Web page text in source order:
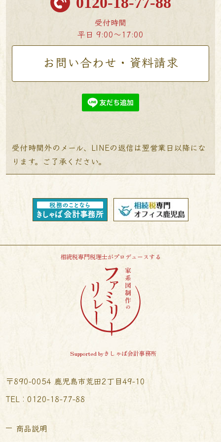
受付時間
平日 9:00〜17:00
お問い合わせ・資料請求
受付時間外のメール、LINEの返信は翌営業日以降にな
ります。ご了承ください。
相続税専門税理士がプロデュースする
Supported byきしゃば会計事務所
〒890-0054 鹿児島市荒田2丁目49-10
TEL︰0120-18-77-88
商品説明